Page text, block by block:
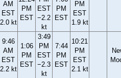
AM
EST
2.0 kt
PM
EST
EST
−2.2
kt
PM
EST
PM
EST
1.9 kt
9:46
AM
EST
2.2 kt
1:06
PM
EST
3:49
PM
EST
−2.3
kt
7:44
PM
EST
10:21
PM
EST
2.1 kt